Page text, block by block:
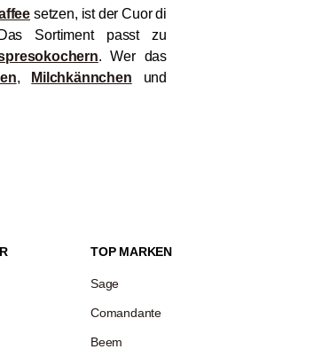
setzen, ist der Cuor di
Sortiment passt zu
. Wer das
, Milchkännchen und
TOP MARKEN
Sage
Comandante
Beem